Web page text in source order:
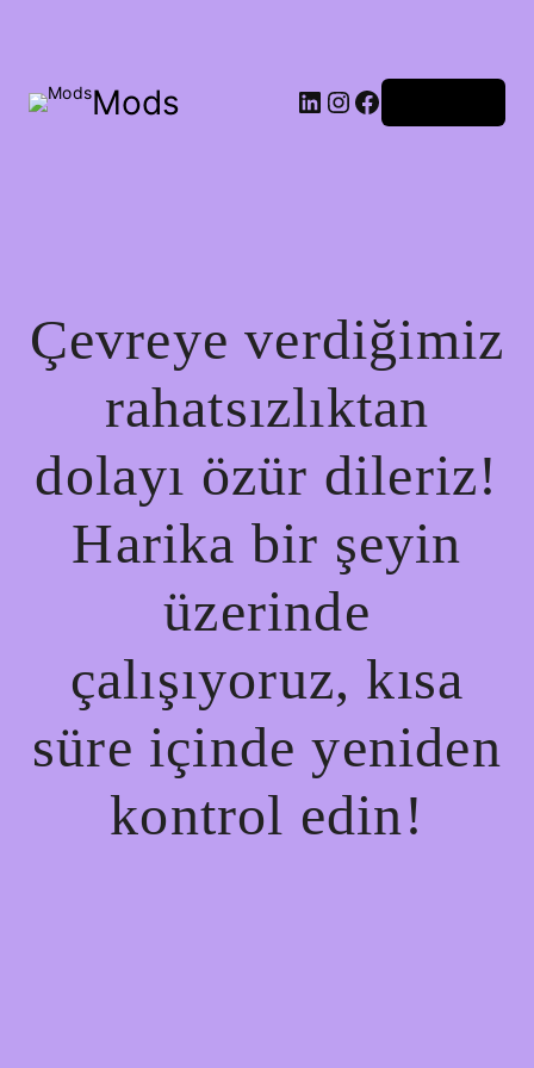
Mods
Çevreye verdiğimiz
rahatsızlıktan
dolayı özür dileriz!
Harika bir şeyin
üzerinde
çalışıyoruz, kısa
süre içinde yeniden
kontrol edin!